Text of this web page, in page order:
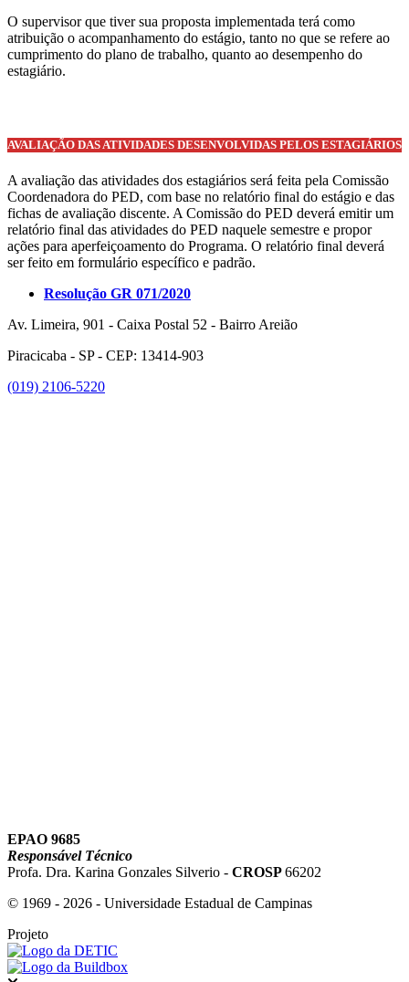
O supervisor que tiver sua proposta implementada terá como
atribuição o acompanhamento do estágio, tanto no que se refere ao
cumprimento do plano de trabalho, quanto ao desempenho do
estagiário.
AVALIAÇÃO DAS ATIVIDADES DESENVOLVIDAS PELOS ESTAGIÁRIOS
A avaliação das atividades dos estagiários será feita pela Comissão
Coordenadora do PED, com base no relatório final do estágio e das
fichas de avaliação discente. A Comissão do PED deverá emitir um
relatório final das atividades do PED naquele semestre e propor
ações para aperfeiçoamento do Programa. O relatório final deverá
ser feito em formulário específico e padrão.
Resolução GR 071/2020
Av. Limeira, 901 - Caixa Postal 52 - Bairro Areião
Piracicaba - SP - CEP: 13414-903
(019) 2106-5220
EPAO 9685
Responsável Técnico
Profa. Dra. Karina Gonzales Silverio - CROSP66202
© 1969 - 2026 - Universidade Estadual de Campinas
Projeto